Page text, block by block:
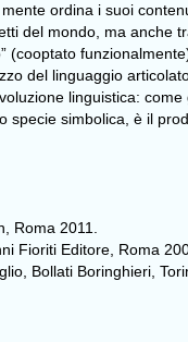
ordina i suoi
del mondo, ma anche
del linguaggio
linguistica:
simbolica, è il
Roma 2011.
Fioriti Editore, Roma
Bollati Boringhieri,